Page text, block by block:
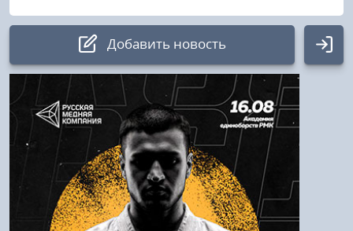
Добавить новость
Авторизация
Логин:
Пароль